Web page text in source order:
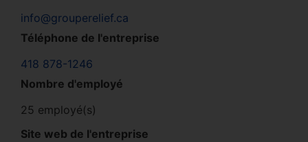
info@grouperelief.ca
Téléphone de l'entreprise
418 878-1246
Nombre d'employé
25 employé(s)
Site web de l'entreprise